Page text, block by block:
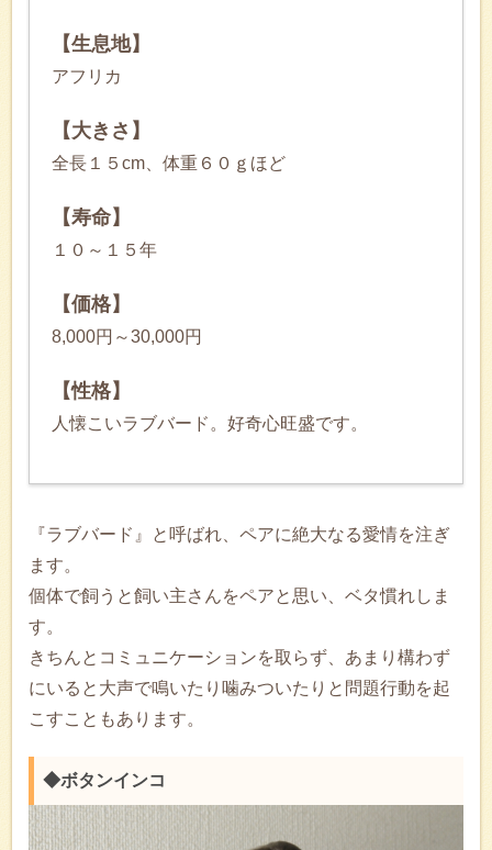
【生息地】
アフリカ
【大きさ】
全長１５cm、体重６０ｇほど
【寿命】
１０～１５年
【価格】
8,000円～30,000円
【性格】
人懐こいラブバード。好奇心旺盛です。
『ラブバード』と呼ばれ、ペアに絶大なる愛情を注ぎ
ます。
個体で飼うと飼い主さんをペアと思い、ベタ慣れしま
す。
きちんとコミュニケーションを取らず、あまり構わず
にいると大声で鳴いたり噛みついたりと問題行動を起
こすこともあります。
◆ボタンインコ